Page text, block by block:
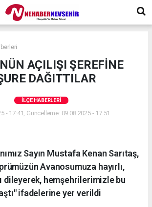
AÇILIŞI ŞEREFİNE
DAĞITTILAR
İLÇE HABERLERI
- 17:41, Güncelleme: 09.08.2025 - 17:51
Sayın Mustafa Kenan Sarıtaş,
Avanosumuza hayırlı,
dileyerek, hemşehrilerimizle bu
ifadelerine yer verildi